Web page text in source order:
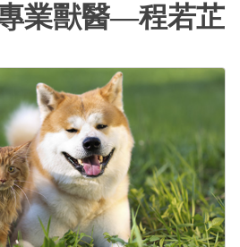
業獸醫—程若芷